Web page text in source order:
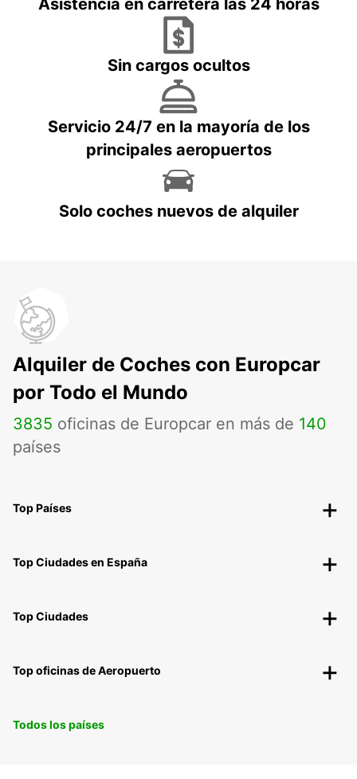
Asistencia en carretera las 24 horas
Sin cargos ocultos
Servicio 24/7 en la mayoría de los
principales aeropuertos
Solo coches nuevos de alquiler
Alquiler de Coches con Europcar
por Todo el Mundo
3835 oficinas de Europcar en más de 140
países
Top Países
Top Ciudades en España
Top Ciudades
Top oficinas de Aeropuerto
Todos los países